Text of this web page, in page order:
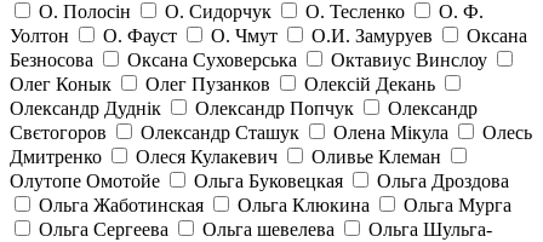
О. Полосін
О. Сидорчук О. Тесленко
О. Ф.
Уолтон
О. Фауст О. Чмут О.И. Замуруев
Оксана
Безносова
Оксана Суховерська
Октавиус Винслоу
Олег Конык
Олег Пузанков
Олексій Декань
Олександр Дуднік
Олександр Попчук
Олександр
Свєтогоров
Олександр Сташук Олена Мікула
Олесь
Дмитренко
Олеся Кулакевич
Оливье Клеман
Олутопе Омотойе
Ольга Буковецкая
Ольга Дроздова
Ольга Жаботинская
Ольга Клюкина
Ольга Мурга
Ольга Сергеева
Ольга шевелева
Ольга Шульга-